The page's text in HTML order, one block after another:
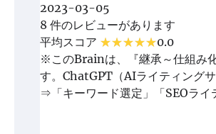
2023-03-05
8 件のレビューがあります
平均スコア
0.0
※このBrainは、『継承～仕組み
す。ChatGPT（AIライティング
⇒「キーワード選定」「SEOライ